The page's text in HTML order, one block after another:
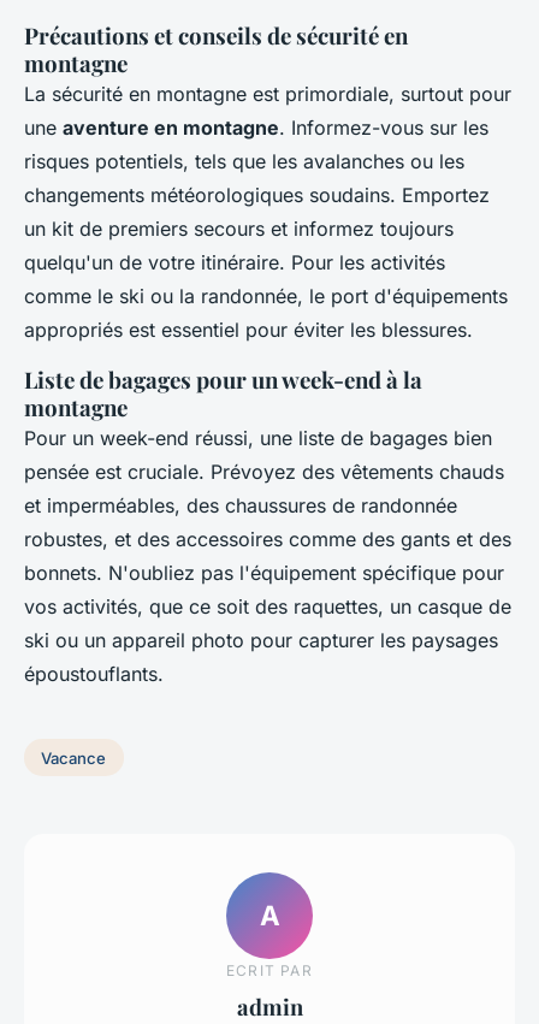
Précautions et conseils de sécurité en
montagne
La sécurité en montagne est primordiale, surtout pour
une aventure en montagne. Informez-vous sur les
risques potentiels, tels que les avalanches ou les
changements météorologiques soudains. Emportez
un kit de premiers secours et informez toujours
quelqu'un de votre itinéraire. Pour les activités
comme le ski ou la randonnée, le port d'équipements
appropriés est essentiel pour éviter les blessures.
Liste de bagages pour un week-end à la
montagne
Pour un week-end réussi, une liste de bagages bien
pensée est cruciale. Prévoyez des vêtements chauds
et imperméables, des chaussures de randonnée
robustes, et des accessoires comme des gants et des
bonnets. N'oubliez pas l'équipement spécifique pour
vos activités, que ce soit des raquettes, un casque de
ski ou un appareil photo pour capturer les paysages
époustouflants.
Vacance
A
ECRIT PAR
admin